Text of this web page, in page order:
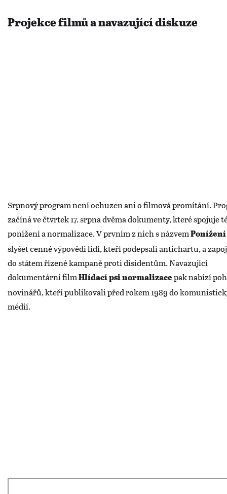
Projekce filmů a navazující diskuze
Srpnový program není ochuzen ani o filmová promítání.
začíná ve čtvrtek 17. srpna dvěma dokumenty, které spojuje
ponížení a normalizace. V prvním z nich s názvemPonížení
slyšet cenné výpovědi lidí, kteří podepsali antichartu, a
do státem řízené kampaně proti disidentům. Navazující
dokumentární filmHlídací psi normalizace pak nabízí
novinářů, kteří publikovali před rokem 1989 do
médií.